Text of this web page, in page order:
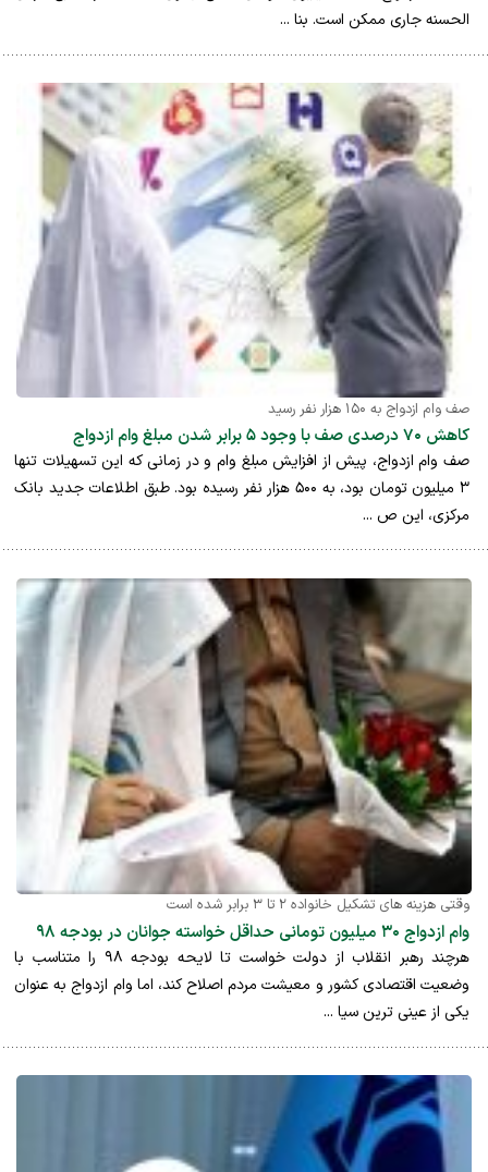
الحسنه جاری ممکن است. بنا ...
صف وام ازدواج به ۱۵۰ هزار نفر رسید
کاهش ۷۰ درصدی صف با وجود ۵ برابر شدن مبلغ وام ازدواج
صف وام ازدواج، پیش از افزایش مبلغ وام و در زمانی که این تسهیلات تنها
۳ میلیون تومان بود، به ۵۰۰ هزار نفر رسیده بود. طبق اطلاعات جدید بانک
مرکزی، این ص ...
وقتی هزینه های تشکیل خانواده ۲ تا ۳ برابر شده است
وام ازدواج ۳۰ میلیون تومانی حداقل خواسته جوانان در بودجه ۹۸
هرچند رهبر انقلاب از دولت خواست تا لایحه بودجه ۹۸ را متناسب با
وضعیت اقتصادی کشور و معیشت مردم اصلاح کند، اما وام ازدواج به عنوان
یکی از عینی ترین سیا ...